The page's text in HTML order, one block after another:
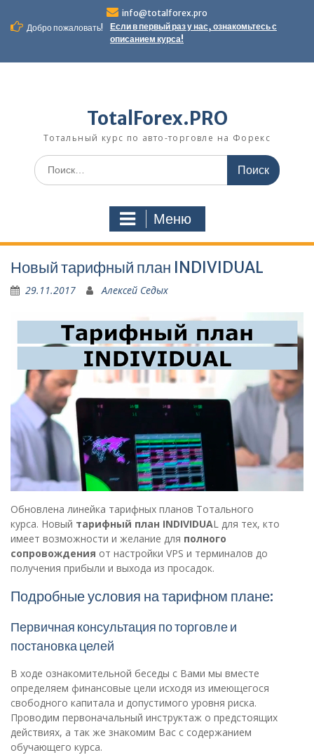
содержимому
info@totalforex.pro
Добро пожаловать!
Если в первый раз у нас, ознакомьтесь с
описанием курса!
TotalForex.PRO
Тотальный курс по авто-торговле на Форекс
Искать:
Меню
Новый тарифный план INDIVIDUAL
29.11.2017 Алексей Седых
Обновлена линейка тарифных планов Тотального
курса. Новый тарифный план INDIVIDUAL для тех, кто
имеет возможности и желание для полного
сопровождения от настройки VPS и терминалов до
получения прибыли и выхода из просадок.
Подробные условия на тарифном плане:
Первичная консультация по торговле и
постановка целей
В ходе ознакомительной беседы с Вами мы вместе
определяем финансовые цели исходя из имеющегося
свободного капитала и допустимого уровня риска.
Проводим первоначальный инструктаж о предстоящих
действиях, а так же знакомим Вас с содержанием
обучающего курса.